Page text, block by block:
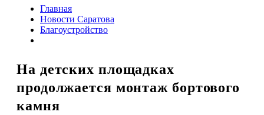
Главная
Новости Саратова
Благоустройство
На детских площадках
продолжается монтаж бортового
камня